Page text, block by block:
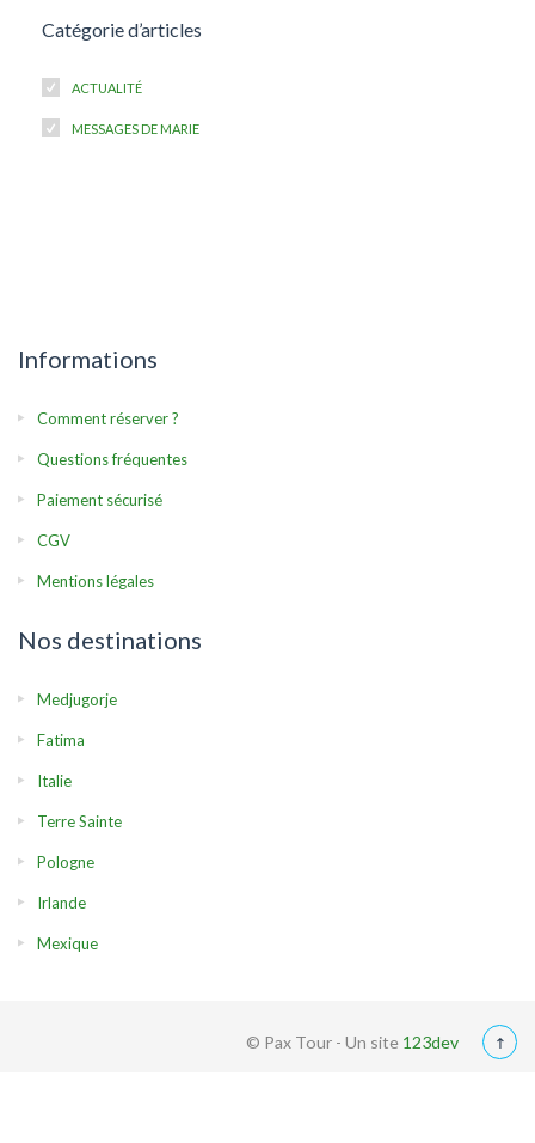
Catégorie d’articles
ACTUALITÉ
MESSAGES DE MARIE
Informations
Comment réserver ?
Questions fréquentes
Paiement sécurisé
CGV
Mentions légales
Nos destinations
Medjugorje
Fatima
Italie
Terre Sainte
Pologne
Irlande
Mexique
© Pax Tour - Un site 123dev